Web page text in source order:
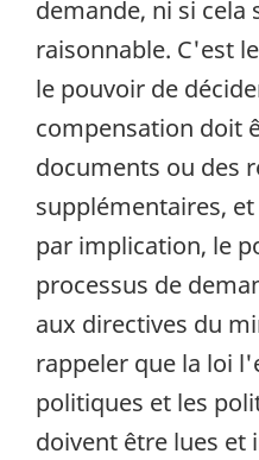
demande, ni si cela
raisonnable. C'est
le pouvoir de
compensation doit
documents ou des
supplémentaires,
par implication, le
processus de
aux directives du
rappeler que la loi
politiques et les
doivent être lues et